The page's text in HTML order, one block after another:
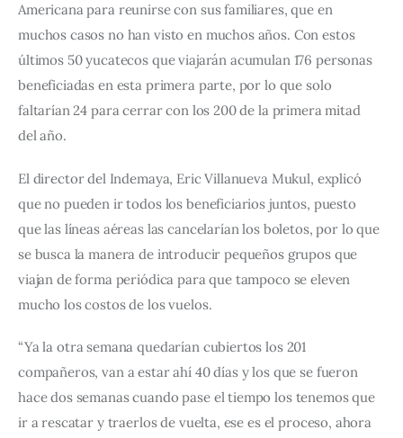
Americana para reunirse con sus familiares, que en
muchos casos no han visto en muchos años. Con estos
últimos 50 yucatecos que viajarán acumulan 176 personas
beneficiadas en esta primera parte, por lo que solo
faltarían 24 para cerrar con los 200 de la primera mitad
del año.
El director del Indemaya, Eric Villanueva Mukul, explicó
que no pueden ir todos los beneficiarios juntos, puesto
que las líneas aéreas las cancelarían los boletos, por lo que
se busca la manera de introducir pequeños grupos que
viajan de forma periódica para que tampoco se eleven
mucho los costos de los vuelos.
“Ya la otra semana quedarían cubiertos los 201
compañeros, van a estar ahí 40 días y los que se fueron
hace dos semanas cuando pase el tiempo los tenemos que
ir a rescatar y traerlos de vuelta, ese es el proceso, ahora